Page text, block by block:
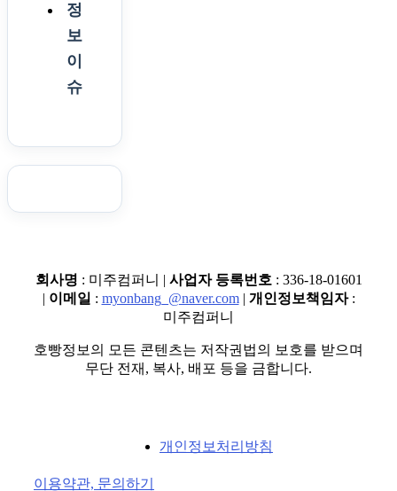
정
보
이
슈
회사명 : 미주컴퍼니 | 사업자 등록번호 : 336-18-01601
| 이메일 : myonbang_@naver.com| 개인정보책임자:
미주컴퍼니
호빵정보의 모든 콘텐츠는 저작권법의 보호를 받으며
무단 전재, 복사, 배포 등을 금합니다.
개인정보처리방침
이용약관, 문의하기